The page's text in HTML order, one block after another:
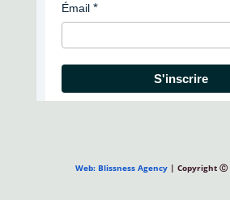
Émail
S'inscrire
Web: Blissness Agency| Copyright Ⓒ